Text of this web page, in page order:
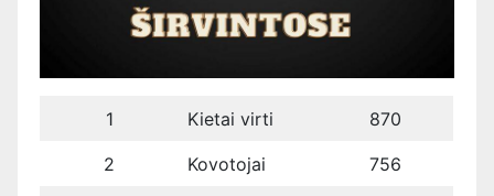
1 Kietai virti 870
2 Kovotojai 756